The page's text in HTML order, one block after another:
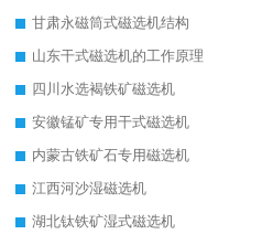
甘肃永磁筒式磁选机结构
山东干式磁选机的工作原理
四川水选褐铁矿磁选机
安徽锰矿专用干式磁选机
内蒙古铁矿石专用磁选机
江西河沙湿磁选机
湖北钛铁矿湿式磁选机